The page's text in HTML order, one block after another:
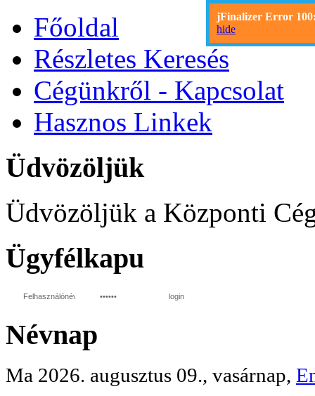
Főoldal
Részletes Keresés
Cégünkről - Kapcsolat
Hasznos Linkek
Üdvözöljük
Üdvözöljük a Központi
Ügyfélkapu
login
Névnap
Ma 2026. augusztus 09., vasárnap,
jFinalizer Error
hide